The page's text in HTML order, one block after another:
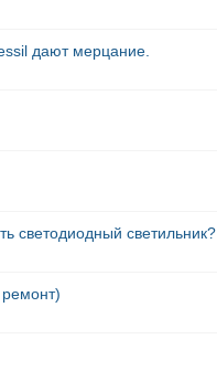
дают мерцание.
светодиодный светильник?